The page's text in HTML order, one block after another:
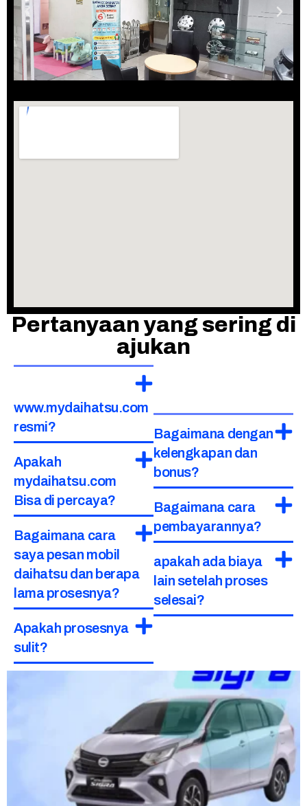
Pertanyaan yang sering di
ajukan
www.mydaihatsu.com
resmi?
Apakah
mydaihatsu.com
Bisa di percaya?
Bagaimana cara
saya pesan mobil
daihatsu dan berapa
lama prosesnya?
Apakah prosesnya
sulit?
Bagaimana dengan
kelengkapan dan
bonus?
Bagaimana cara
pembayarannya?
apakah ada biaya
lain setelah proses
selesai?